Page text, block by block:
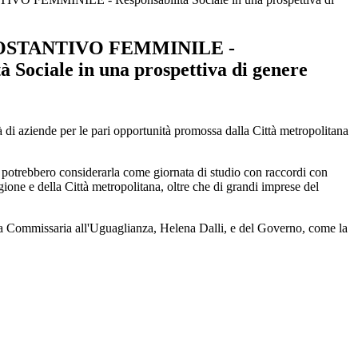
FEMMINILE -
Sociale in una prospettiva di genere
aziende per le pari opportunità promossa dalla Città metropolitana
considerarla come giornata di studio con raccordi con
e della Città metropolitana, oltre che di grandi imprese del
all'Uguaglianza, Helena Dalli, e del Governo, come la